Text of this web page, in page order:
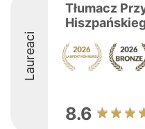
Laureaci
Tłumacz
8.6